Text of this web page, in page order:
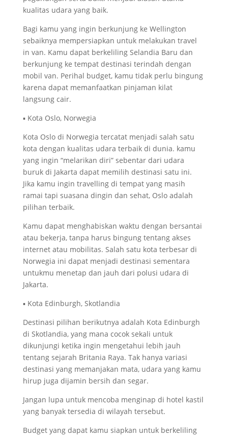
kualitas udara yang baik.
Bagi kamu yang ingin berkunjung ke Wellington
sebaiknya mempersiapkan untuk melakukan travel
in van. Kamu dapat berkeliling Selandia Baru dan
berkunjung ke tempat destinasi terindah dengan
mobil van. Perihal budget, kamu tidak perlu bingung
karena dapat memanfaatkan pinjaman kilat
langsung cair.
▪ Kota Oslo, Norwegia
Kota Oslo di Norwegia tercatat menjadi salah satu
kota dengan kualitas udara terbaik di dunia. kamu
yang ingin “melarikan diri” sebentar dari udara
buruk di Jakarta dapat memilih destinasi satu ini.
Jika kamu ingin travelling di tempat yang masih
ramai tapi suasana dingin dan sehat, Oslo adalah
pilihan terbaik.
Kamu dapat menghabiskan waktu dengan bersantai
atau bekerja, tanpa harus bingung tentang akses
internet atau mobilitas. Salah satu kota terbesar di
Norwegia ini dapat menjadi destinasi sementara
untukmu menetap dan jauh dari polusi udara di
Jakarta.
▪ Kota Edinburgh, Skotlandia
Destinasi pilihan berikutnya adalah Kota Edinburgh
di Skotlandia, yang mana cocok sekali untuk
dikunjungi ketika ingin mengetahui lebih jauh
tentang sejarah Britania Raya. Tak hanya variasi
destinasi yang memanjakan mata, udara yang kamu
hirup juga dijamin bersih dan segar.
Jangan lupa untuk mencoba menginap di hotel kastil
yang banyak tersedia di wilayah tersebut.
Budget yang dapat kamu siapkan untuk berkeliling